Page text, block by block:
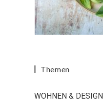
Themen
WOHNEN & DESIGN